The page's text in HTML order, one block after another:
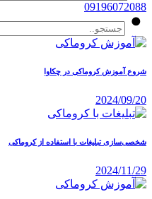
09196072088
شروع آموزش کروماکی در چکاوا
2024/09/20
شخصی‌سازی تبلیغات با استفاده از کروماکی
2024/11/29